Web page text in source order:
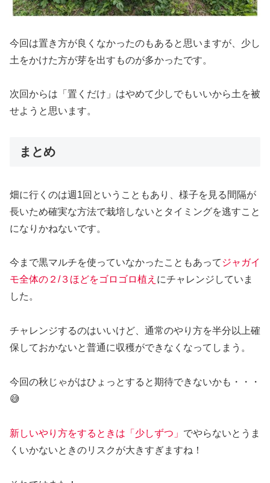
今回は置き方が良くなかったのもあると思いますが、少し
土をかけた方が芽を出すものが多かったです。
次回からは「置くだけ」はやめて少しでもいいから土を被
せようと思います。
まとめ
畑に行くのは週1回ということもあり、様子を見る間隔が
長いため確実な方法で栽培しないとタイミングを逃すこと
になりかねないです。
今まで黒マルチを使っていなかったこともあって ジャガイ
モ全体の２/３ほどをゴロゴロ植え にチャレンジしていま
した。
チャレンジするのはいいけど、通常のやり方を半分以上確
保しておかないと普通に収穫ができなくなってしまう。
今回の秋じゃがはひょっとすると期待できないかも・・・
😅
新しいやり方をするときは「少しずつ」 でやらないとうま
くいかないときのリスクが大きすぎますね！